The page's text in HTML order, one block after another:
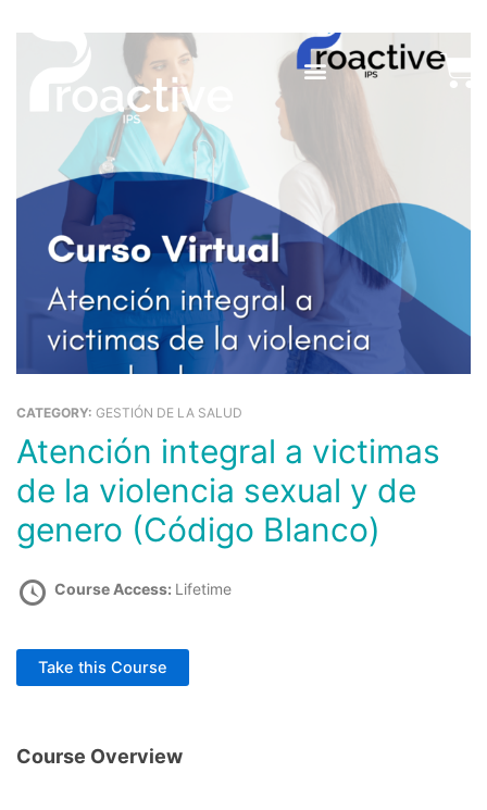
contenido
CATEGORY: GESTIÓN DE LA SALUD
Atención integral a victimas
de la violencia sexual y de
genero (Código Blanco)
Course Access: Lifetime
Take this Course
Course Overview